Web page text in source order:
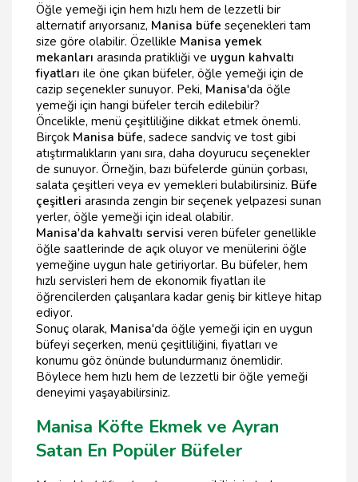
Öğle yemeği için hem hızlı hem de lezzetli bir
alternatif arıyorsanız, Manisa büfe seçenekleri tam
size göre olabilir. Özellikle Manisa yemek
mekanları arasında pratikliği ve uygun kahvaltı
fiyatları ile öne çıkan büfeler, öğle yemeği için de
cazip seçenekler sunuyor. Peki, Manisa'da öğle
yemeği için hangi büfeler tercih edilebilir?
Öncelikle, menü çeşitliliğine dikkat etmek önemli.
Birçok Manisa büfe, sadece sandviç ve tost gibi
atıştırmalıkların yanı sıra, daha doyurucu seçenekler
de sunuyor. Örneğin, bazı büfelerde günün çorbası,
salata çeşitleri veya ev yemekleri bulabilirsiniz. Büfe
çeşitleri arasında zengin bir seçenek yelpazesi sunan
yerler, öğle yemeği için ideal olabilir.
Manisa'da kahvaltı servisi veren büfeler genellikle
öğle saatlerinde de açık oluyor ve menülerini öğle
yemeğine uygun hale getiriyorlar. Bu büfeler, hem
hızlı servisleri hem de ekonomik fiyatları ile
öğrencilerden çalışanlara kadar geniş bir kitleye hitap
ediyor.
Sonuç olarak, Manisa'da öğle yemeği için en uygun
büfeyi seçerken, menü çeşitliliğini, fiyatları ve
konumu göz önünde bulundurmanız önemlidir.
Böylece hem hızlı hem de lezzetli bir öğle yemeği
deneyimi yaşayabilirsiniz.
Manisa Köfte Ekmek ve Ayran
Satan En Popüler Büfeler